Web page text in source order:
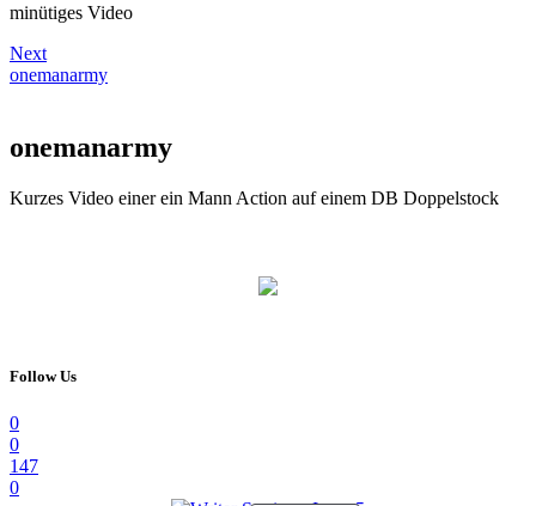
minütiges Video
Next
onemanarmy
onemanarmy
Kurzes Video einer ein Mann Action auf einem DB Doppelstock
Follow Us
0
0
147
0